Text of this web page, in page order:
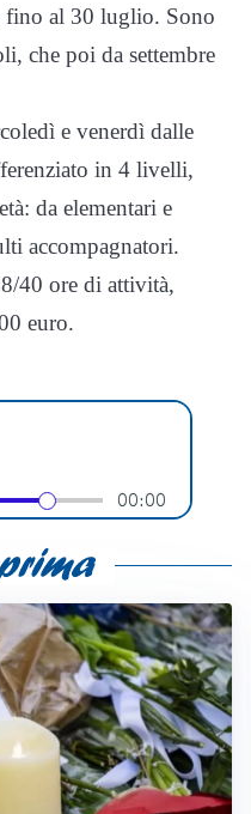
fino al 30 luglio. Sono
che poi da settembre
e venerdì dalle
in 4 livelli,
da elementari e
accompagnatori.
40 ore di attività,
euro.